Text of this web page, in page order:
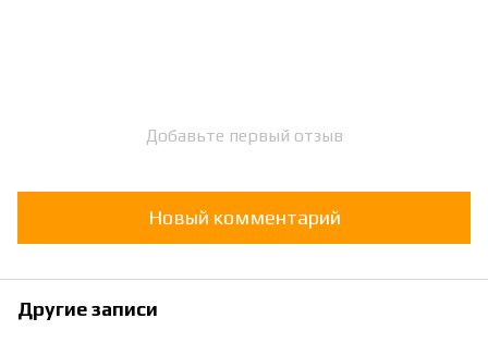
Добавьте первый отзыв
Новый комментарий
Другие записи